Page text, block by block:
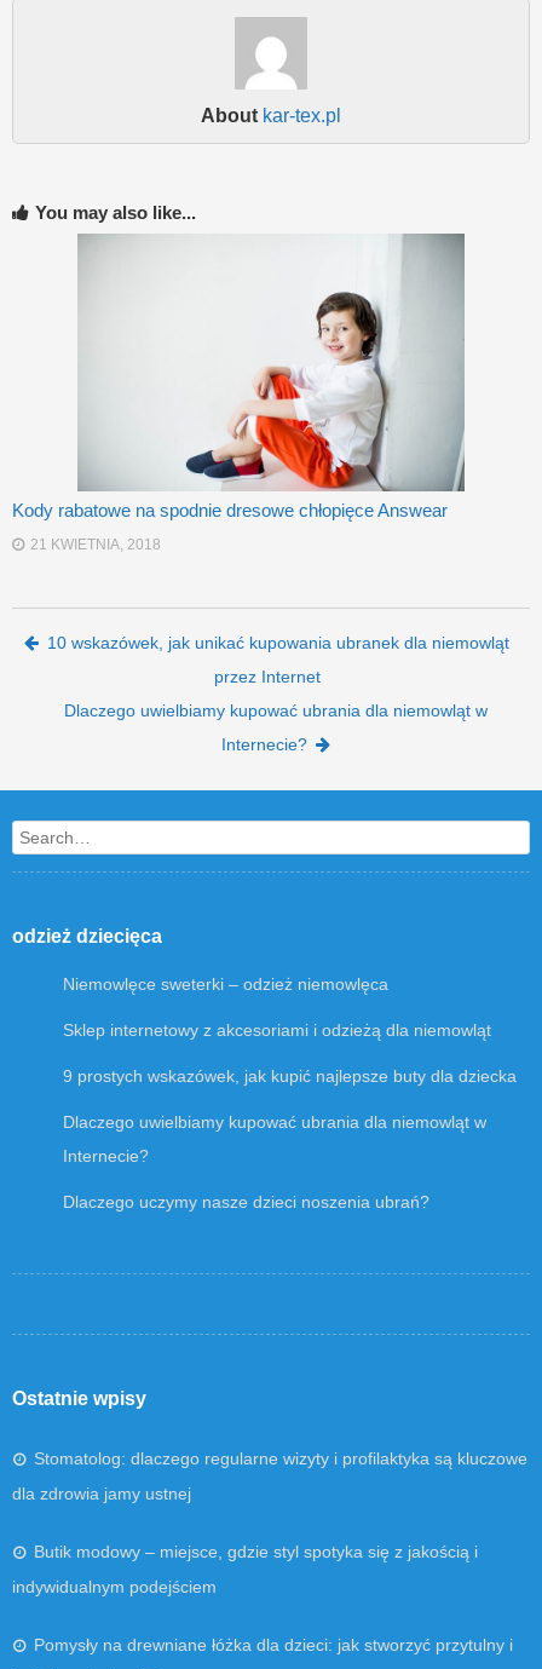
About kar-tex.pl
You may also like...
Kody rabatowe na spodnie dresowe chłopięce Answear
21 KWIETNIA, 2018
Post navigation
10 wskazówek, jak unikać kupowania ubranek dla niemowląt
przez Internet
Dlaczego uwielbiamy kupować ubrania dla niemowląt w
Internecie?
Search
odzież dziecięca
Niemowlęce sweterki – odzież niemowlęca
Sklep internetowy z akcesoriami i odzieżą dla niemowląt
9 prostych wskazówek, jak kupić najlepsze buty dla dziecka
Dlaczego uwielbiamy kupować ubrania dla niemowląt w
Internecie?
Dlaczego uczymy nasze dzieci noszenia ubrań?
Ostatnie wpisy
Stomatolog: dlaczego regularne wizyty i profilaktyka są kluczowe
dla zdrowia jamy ustnej
Butik modowy – miejsce, gdzie styl spotyka się z jakością i
indywidualnym podejściem
Pomysły na drewniane łóżka dla dzieci: jak stworzyć przytulny i